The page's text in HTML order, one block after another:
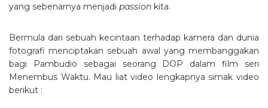
yang sebenarnya menjadi passion kita.
Bermula dari sebuah kecintaan terhadap kamera dan dunia
fotografi menciptakan sebuah awal yang membanggakan
bagi Pambudio sebagai seorang DOP dalam film seri
Menembus Waktu. Mau liat video lengkapnya simak video
berikut :